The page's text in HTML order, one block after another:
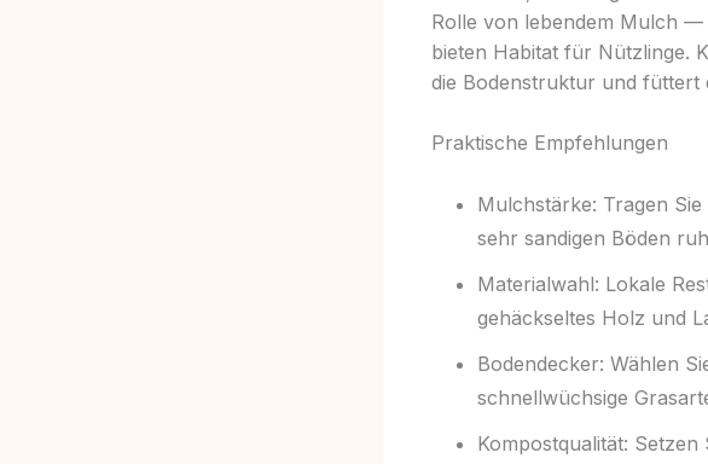
Rolle von lebendem Mulch
bieten Habitat für Nützlinge.
die Bodenstruktur und füttert
Praktische Empfehlungen
Mulchstärke: Tragen
sehr sandigen Böden
Materialwahl: Lokale
gehäckseltes Holz und
Bodendecker: Wählen
schnellwüchsige
Kompostqualität: